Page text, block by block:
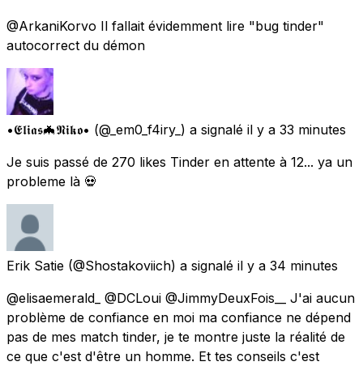
@ArkaniKorvo Il fallait évidemment lire "bug tinder"
autocorrect du démon
•𝕰𝖑𝖎𝖆𝖘🦇𝕹𝖎𝖐𝖔• (@_em0_f4iry_) a signalé il y a 33 minutes
Je suis passé de 270 likes Tinder en attente à 12... ya un
probleme là 💀
Erik Satie (@Shostakoviich) a signalé il y a 34 minutes
@elisaemerald_ @DCLoui @JimmyDeuxFois__ J'ai aucun
problème de confiance en moi ma confiance ne dépend
pas de mes match tinder, je te montre juste la réalité de
ce que c'est d'être un homme. Et tes conseils c'est